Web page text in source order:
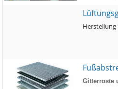
Gitterroste